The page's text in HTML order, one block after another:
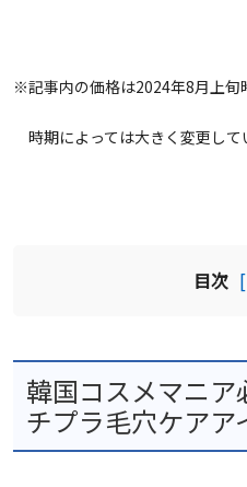
※記事内の価格は2024年8月上旬
時期によっては大きく変更して
目次
韓国コスメマニ
チプラ毛穴ケアア